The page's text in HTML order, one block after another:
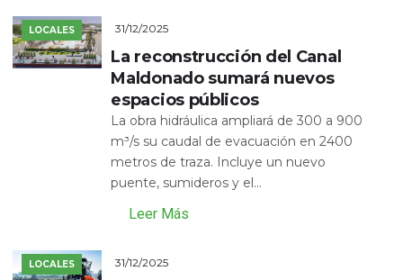
LOCALES 31/12/2025
La reconstrucción del Canal
Maldonado sumará nuevos
espacios públicos
La obra hidráulica ampliará de 300 a 900
m³/s su caudal de evacuación en 2400
metros de traza. Incluye un nuevo
puente, sumideros y el...
Leer Más
LOCALES 31/12/2025